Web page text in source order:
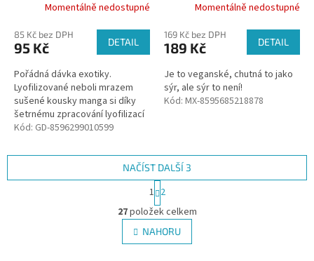
Momentálně nedostupné
85 Kč bez DPH
95 Kč DETAIL
Pořádná dávka exotiky.
Lyofilizované neboli mrazem
sušené kousky manga si díky
šetrnému zpracování lyofilizací
uchovávají většinu původních
barva...
Kód: GD-8596299010599
Momentálně nedostupné
169 Kč bez DPH
189 Kč DETAIL
Je to veganské, chutná to jako
sýr, ale sýr to není!
Kód: MX-8595685218878
O
v
l
á
NAČÍST DALŠÍ 3
S
t
r
á
n
k
1 2
27položek celkem
NAHORU